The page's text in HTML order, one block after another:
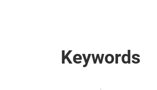
Keywords